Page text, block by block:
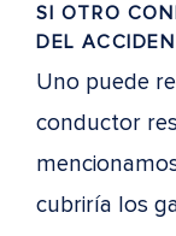
SI OTRO
DEL
Uno puede
conductor
cubriría los